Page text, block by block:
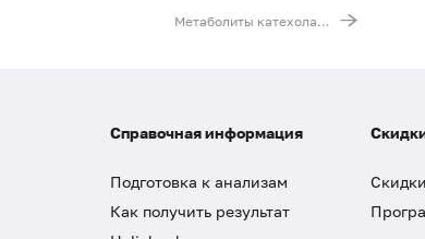
Метаболиты катехоламинов (ванилилминдальная кислота, гомованилиновая кислота, 5-гидроксииндолуксусная кислота) в моче
Справочная информация
Подготовка к анализам
Как получить результат